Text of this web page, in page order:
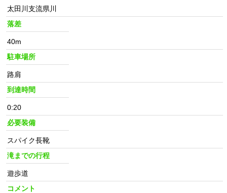
太田川支流県川
落差
40m
駐車場所
路肩
到達時間
0:20
必要装備
スパイク長靴
滝までの行程
遊歩道
コメント